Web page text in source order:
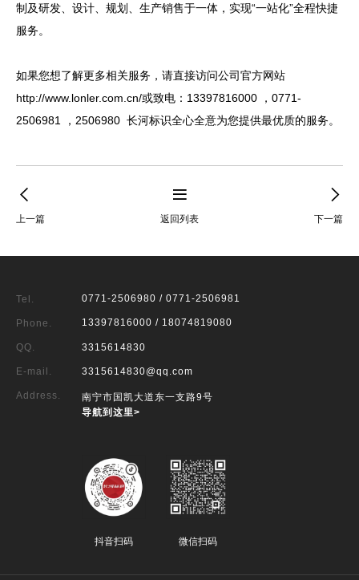
制及研发、设计、规划、生产销售于一体，实现“一站化”全程快捷
服务。
如果您想了解更多相关服务，请直接访问公司官方网站
http://www.lonler.com.cn/或致电：13397816000 ，0771-
2506981 ，2506980 长河标识全心全意为您提供最优质的服务。
上一篇 返回列表 下一篇
Phone. 13397816000 / 18074819080
QQ. 3315614830
E-mail. 3315614830@qq.com
Address.
南宁市国凯大道东一支路9号
导航到这里>
Tel. 0771-2506980 / 0771-2506981
抖音扫码 微信扫码